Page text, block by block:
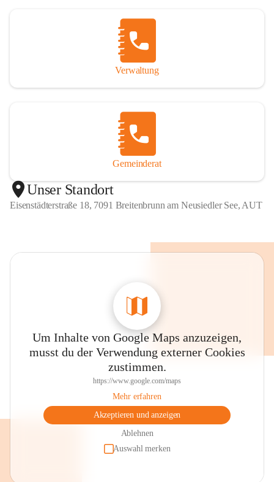
Verwaltung
Gemeinderat
Unser Standort
Eisenstädterstraße 18, 7091 Breitenbrunn am Neusiedler See, AUT
Um Inhalte von Google Maps anzuzeigen,
musst du der Verwendung externer Cookies
zustimmen.
https://www.google.com/maps
Mehr erfahren
Akzeptieren und anzeigen
Ablehnen
Auswahl merken